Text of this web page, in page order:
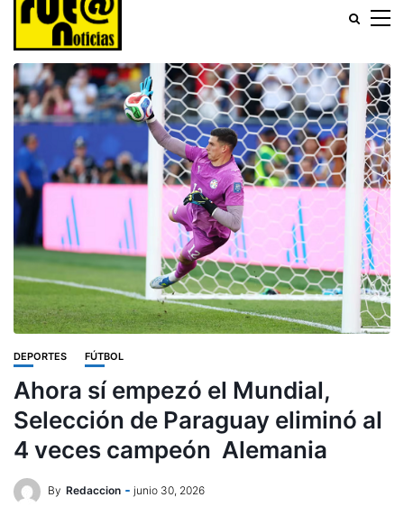
DEPORTES FÚTBOL
Ahora sí empezó el Mundial,
Selección de Paraguay eliminó al
4 veces campeón Alemania
By Redaccion junio 30, 2026